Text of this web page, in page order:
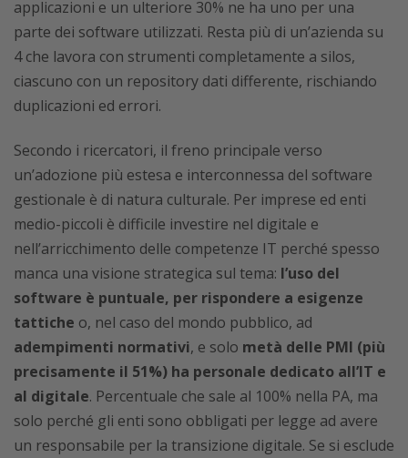
applicazioni e un ulteriore 30% ne ha uno per una
parte dei software utilizzati. Resta più di un’azienda su
4 che lavora con strumenti completamente a silos,
ciascuno con un repository dati differente, rischiando
duplicazioni ed errori.
Secondo i ricercatori, il freno principale verso
un’adozione più estesa e interconnessa del software
gestionale è di natura culturale. Per imprese ed enti
medio-piccoli è difficile investire nel digitale e
nell’arricchimento delle competenze IT perché spesso
manca una visione strategica sul tema: l’uso del
software è puntuale, per rispondere a esigenze
tattiche o, nel caso del mondo pubblico, ad
adempimenti normativi, e solo metà delle PMI (più
precisamente il 51%) ha personale dedicato all’IT e
al digitale. Percentuale che sale al 100% nella PA, ma
solo perché gli enti sono obbligati per legge ad avere
un responsabile per la transizione digitale. Se si esclude